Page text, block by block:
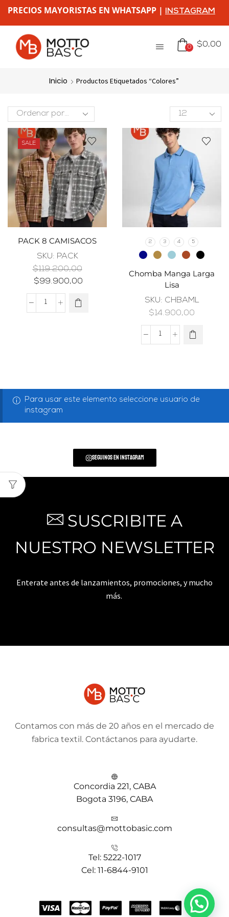
PRECIOS MAYORISTAS EN WHATSAPP | INSTAGRAM
0 $0,00
Inicio Productos Etiquetados “colores”
SALE
PACK 8 CAMISACOS
SKU: PACK
$119.200,00
$99.900,00
2 3 4 5
Chomba Manga Larga
Lisa
SKU: CHBAML
$14.900,00
Para usar este elemento seleccione usuario de
instagram
Seguinos en Instagram
SUSCRIBITE A
NUESTRO NEWSLETTER
Enterate antes de lanzamientos, promociones, y mucho
más.
Contamos con más de 20 años en el mercado de
fabrica textil. Contáctanos para ayudarte.
Concordia 221, CABA
Bogota 3196, CABA
consultas@mottobasic.com
Tel: 5222-1017
Cel: 11-6844-9101